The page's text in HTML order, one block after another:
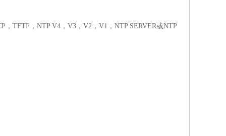
， TFTP ， NTP V4 ， V3 ， V2 ， V1 ， NTP SERVER或NTP